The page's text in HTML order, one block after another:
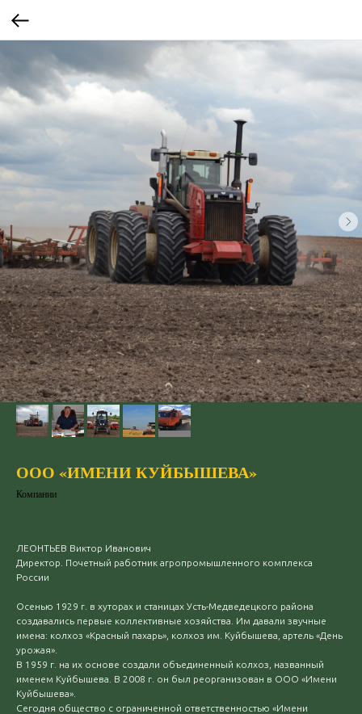
ООО «ИМЕНИ КУЙБЫШЕВА»
Компании
ЛЕОНТЬЕВ Виктор Иванович
Директор. Почетный работник агропромышленного комплекса
России
Осенью 1929 г. в хуторах и станицах Усть-Медведецкого района
создавались первые коллективные хозяйства. Им давали звучные
имена: колхоз «Красный пахарь», колхоз им. Куйбышева, артель «День
урожая».
В 1959 г. на их основе создали объединенный колхоз, названный
именем Куйбышева. В 2008 г. он был реорганизован в ООО «Имени
Куйбышева».
Сегодня общество с ограниченной ответственностью «Имени